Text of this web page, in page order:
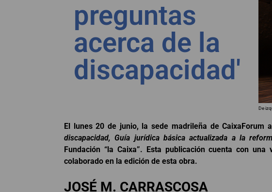
preguntas
acerca de la
discapacidad'
De
El lunes 20 de junio, la sede madrileña de CaixaForum
discapacidad, Guía jurídica básica actualizada a la
Fundación “la Caixa”. Esta publicación cuenta con una
colaborado en la edición de esta obra.
JOSÉ M. CARRASCOSA